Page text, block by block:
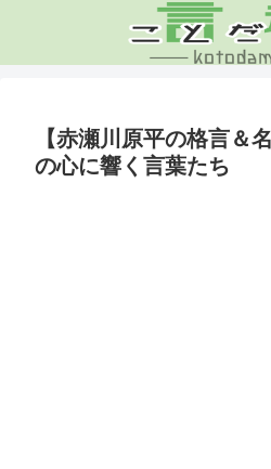
【赤瀬川原平の格言＆
の心に響く言葉たち